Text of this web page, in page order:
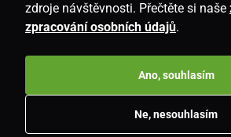
www.i-living.cz.
zdroje návštěvnosti. Přečtěte si naše
zpracování osobních údajů.
Ne, nesouhlasím
Ano, souhlasím